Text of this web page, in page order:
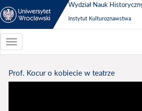
Wydział Nauk
Instytut Kulturoznawstwa
Toggle
navigationToggle
Prof. Kocur o kobiecie w teatrze